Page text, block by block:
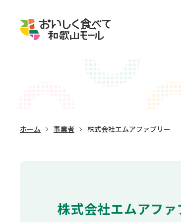
ホーム 事業者 株式会社エムアファブリー
株式会社エムアファ